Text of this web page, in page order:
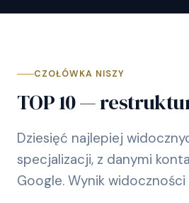
CZOŁÓWKA NISZY
TOP 10 —
Dziesięć najlepiej
specjalizacji, z danymi
Google. Wynik widoczności